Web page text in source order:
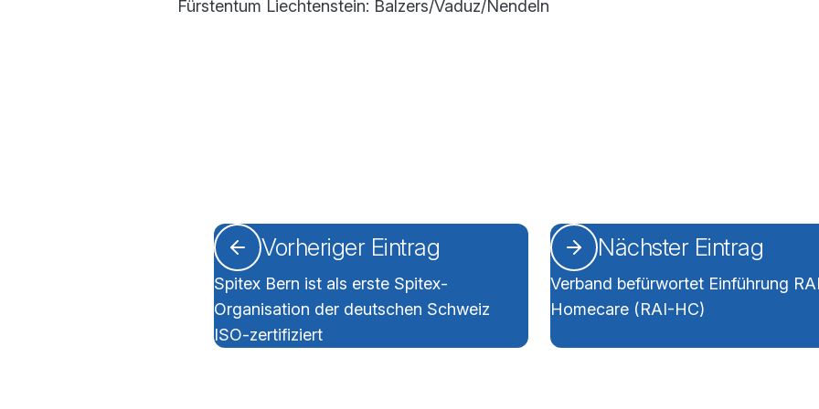
Fürstentum Liechtenstein: Balzers/Vaduz/Nendeln
Vorheriger Eintrag
Spitex Bern ist als erste Spitex-
Organisation der deutschen Schweiz
ISO-zertifiziert
Nächster Eintrag
Verband befürwortet Einführung
Homecare (RAI-HC)